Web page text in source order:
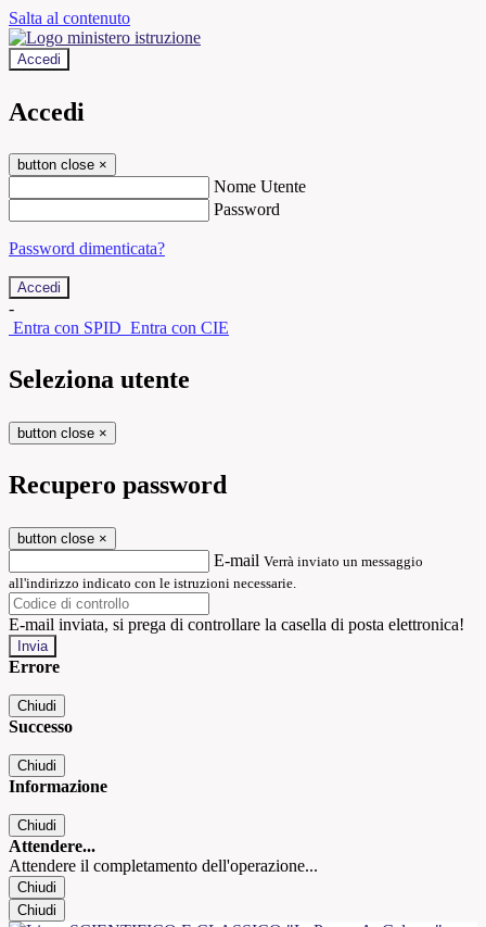
Salta al contenuto
Accedi
Accedi
button close ×
Nome Utente
Password
Password dimenticata?
-
Entra con SPID Entra con CIE
Seleziona utente
button close ×
Recupero password
button close ×
E-mail Verrà inviato un messaggio
all'indirizzo indicato con le istruzioni necessarie.
E-mail inviata, si prega di controllare la casella di posta elettronica!
Errore
Chiudi
Successo
Chiudi
Informazione
Chiudi
Attendere...
Attendere il completamento dell'operazione...
Chiudi
Chiudi